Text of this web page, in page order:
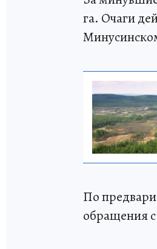
га. Очаги
По
обращения